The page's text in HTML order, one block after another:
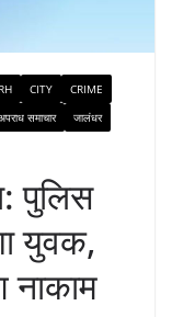
CITY
CRIME
समाचार
जालंधर
पुलिस
युवक,
नाकाम